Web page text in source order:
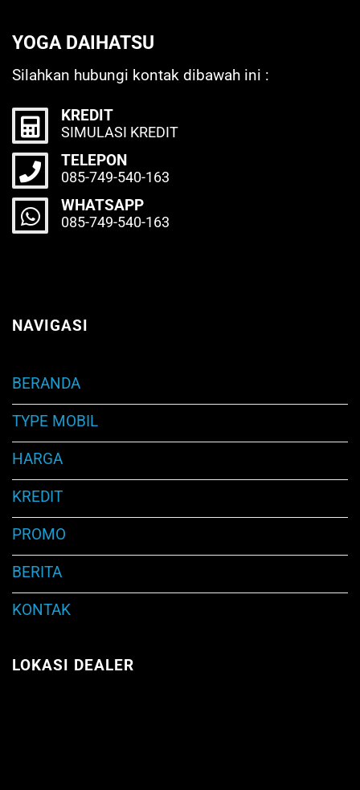
YOGA DAIHATSU
Silahkan hubungi kontak dibawah ini :
KREDIT
SIMULASI KREDIT
TELEPON
085-749-540-163
WHATSAPP
085-749-540-163
NAVIGASI
BERANDA
TYPE MOBIL
HARGA
KREDIT
PROMO
BERITA
KONTAK
LOKASI DEALER